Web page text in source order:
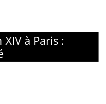
à Paris :